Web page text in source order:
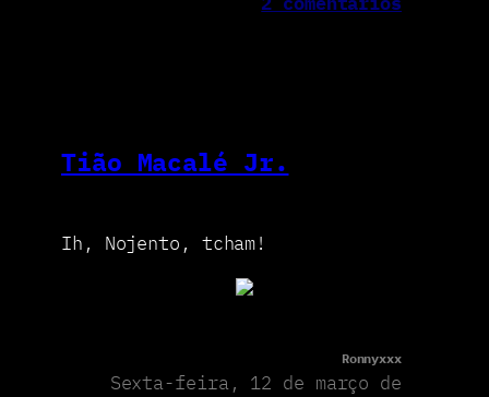
Tião Macalé Jr.
Ih, Nojento, tcham!
Ronnyxxx
Sexta-feira, 12 de março de